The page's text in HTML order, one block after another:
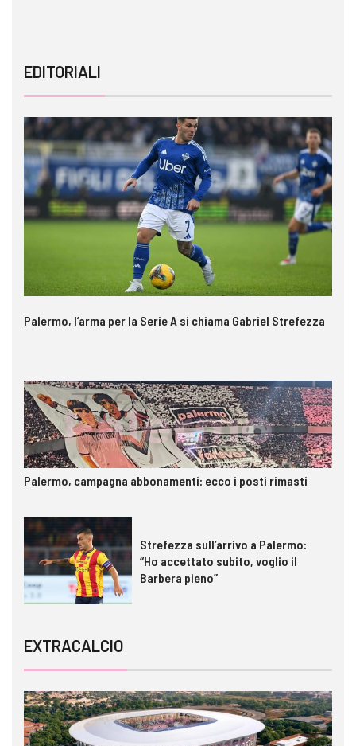
EDITORIALI
Palermo, l’arma per la Serie A si chiama Gabriel Strefezza
Palermo, campagna abbonamenti: ecco i posti rimasti
Strefezza sull’arrivo a Palermo:
“Ho accettato subito, voglio il
Barbera pieno”
EXTRACALCIO